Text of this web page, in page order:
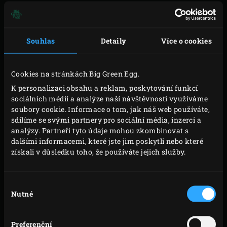
Souhlas Detaily Více o cookies
Cookies na stránkách Big Green Egg.
K personalizaci obsahu a reklam, poskytování funkcí
sociálních médií a analýze naší návštěvnosti využíváme
soubory cookie. Informace o tom, jak náš web používáte,
sdílíme se svými partnery pro sociální média, inzerci a
analýzy. Partneři tyto údaje mohou zkombinovat s
dalšími informacemi, které jste jim poskytli nebo které
získali v důsledku toho, že používáte jejich služby.
souhlasu
Nutné
Preferenční
VAŘENÍ
Zapalte Big Green Egg a zahřejte i sconvEGGtorem
roštemna 180°C. Vymažte si formu máslem.
Nařežte meruňky na malé kostičky.
Ušlehejte máslo s cukrem ve šlehači, až je
nadýchané. Rozbijte vejce a postupně jedno po